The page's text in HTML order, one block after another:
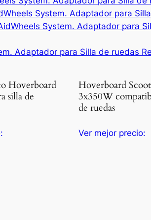
System. Adaptador para
System. Adaptador para
Adaptador para Silla de ruedas
Hoverboard
silla de
Hoverboard
3x350W
de ruedas
Ver mejor precio: